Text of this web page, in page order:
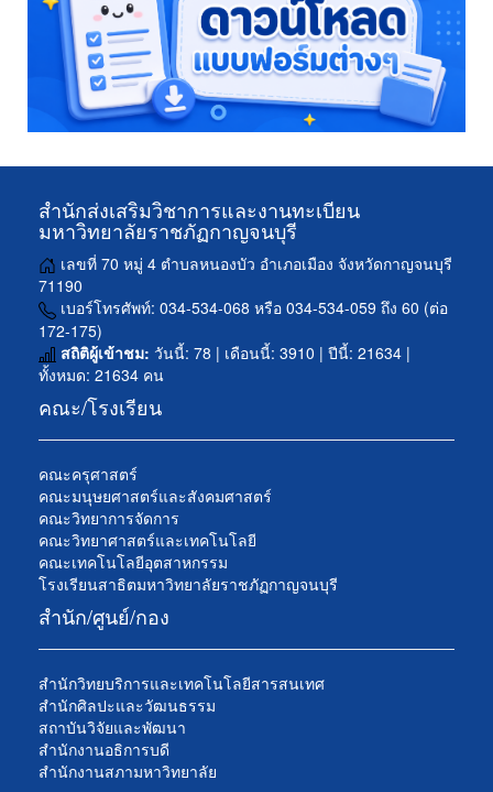
สำนักส่งเสริมวิชาการและงานทะเบียน
มหาวิทยาลัยราชภัฏกาญจนบุรี
เลขที่ 70 หมู่ 4 ตำบลหนองบัว อำเภอเมือง จังหวัดกาญจนบุรี
71190
เบอร์โทรศัพท์: 034-534-068 หรือ 034-534-059 ถึง 60 (ต่อ
172-175)
สถิติผู้เข้าชม: วันนี้: 78 | เดือนนี้: 3910 | ปีนี้: 21634 |
ทั้งหมด: 21634 คน
คณะ/โรงเรียน
คณะครุศาสตร์
คณะมนุษยศาสตร์และสังคมศาสตร์
คณะวิทยาการจัดการ
คณะวิทยาศาสตร์และเทคโนโลยี
คณะเทคโนโลยีอุตสาหกรรม
โรงเรียนสาธิตมหาวิทยาลัยราชภัฏกาญจนบุรี
สำนัก/ศูนย์/กอง
สำนักวิทยบริการและเทคโนโลยีสารสนเทศ
สำนักศิลปะและวัฒนธรรม
สถาบันวิจัยและพัฒนา
สำนักงานอธิการบดี
สำนักงานสภามหาวิทยาลัย